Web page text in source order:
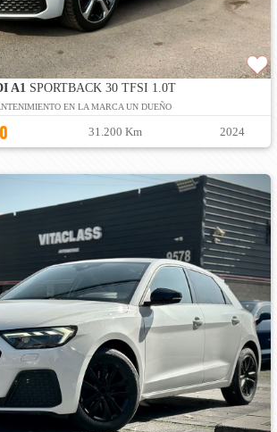
A1 SPORTBACK 30 TFSI 1.0T
EN LA MARCA UN DUEÑO
31.200 Km 2024